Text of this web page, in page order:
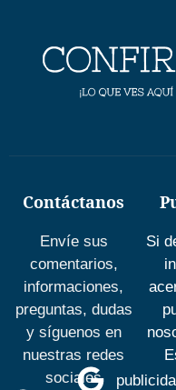
Contáctanos
Envíe sus
comentarios,
informaciones,
preguntas, dudas
y síguenos en
nuestras redes
sociales
Si